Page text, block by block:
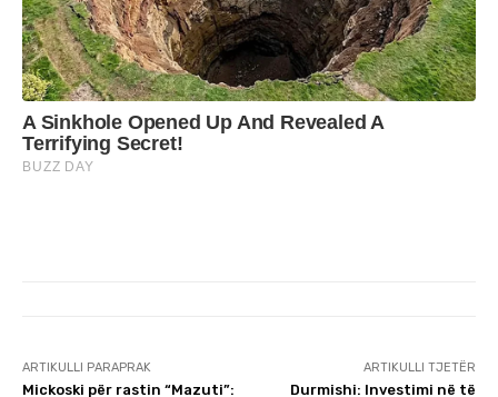
ARTIKULLI PARAPRAK
Mickoski për rastin “Mazuti”:
ARTIKULLI TJETËR
Durmishi: Investimi në të